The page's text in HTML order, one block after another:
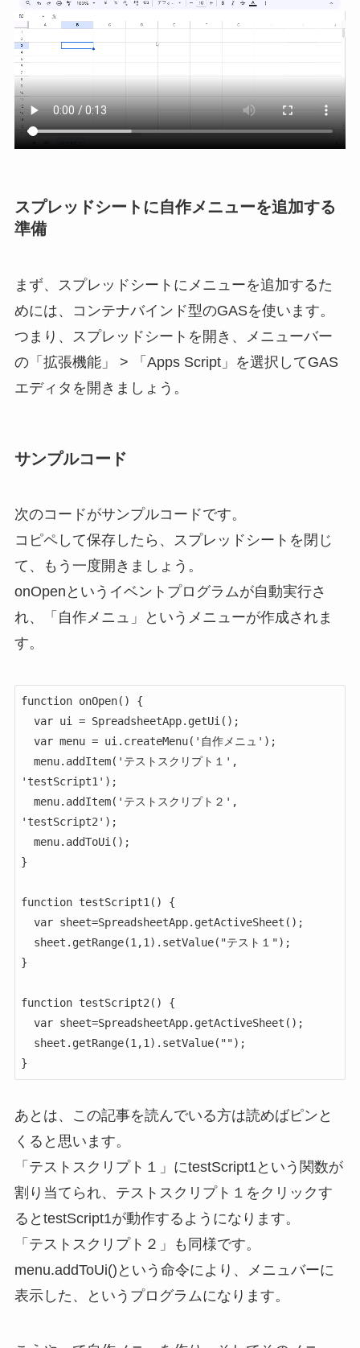
スプレッドシートに自作メニューを追加する
準備
まず、スプレッドシートにメニューを追加するた
めには、コンテナバインド型のGASを使います。
つまり、スプレッドシートを開き、メニューバー
の「拡張機能」 > 「Apps Script」を選択してGAS
エディタを開きましょう。
サンプルコード
次のコードがサンプルコードです。
コピペして保存したら、スプレッドシートを閉じ
て、もう一度開きましょう。
onOpenというイベントプログラムが自動実行さ
れ、「自作メニュ」というメニューが作成されま
す。
function onOpen() {
'testScript1');
'testScript2');
}
function testScript1() {
}
function testScript2() {
}
あとは、この記事を読んでいる方は読めばピンと
くると思います。
「テストスクリプト１」にtestScript1という関数が
割り当てられ、テストスクリプト１をクリックす
るとtestScript1が動作するようになります。
「テストスクリプト２」も同様です。
menu.addToUi()という命令により、メニュバーに
表示した、というプログラムになります。